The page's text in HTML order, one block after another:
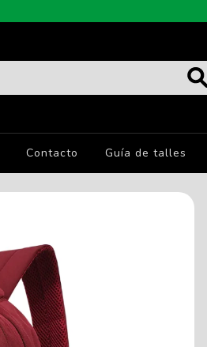
Contacto Guía de talles